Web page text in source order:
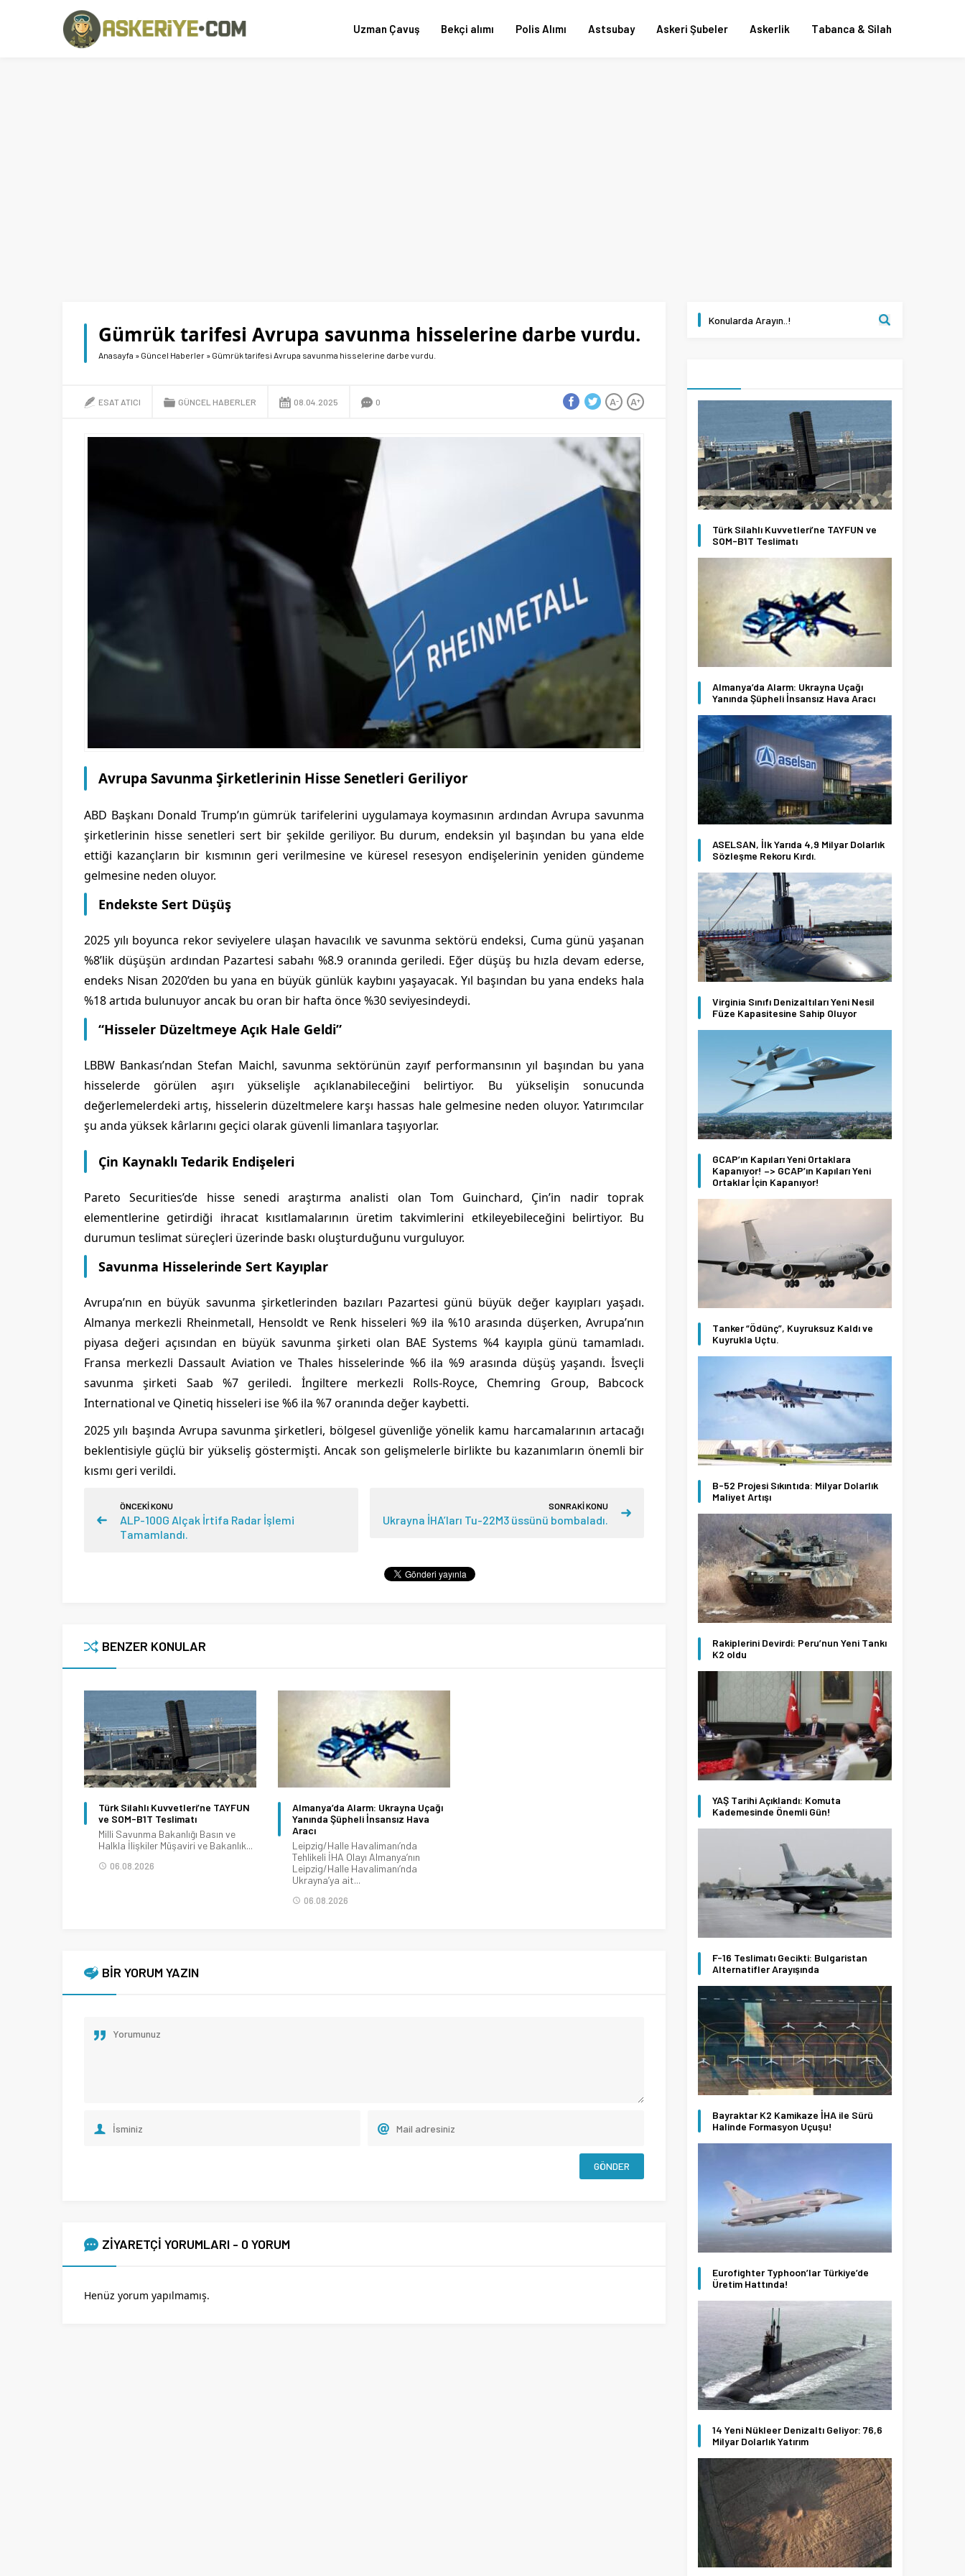
Uzman Çavuş Bekçi alımı Polis Alımı Astsubay Askeri Şubeler Askerlik Tabanca & Silah
Gümrük tarifesi Avrupa savunma hisselerine darbe vurdu.
Anasayfa » Güncel Haberler » Gümrük tarifesi Avrupa savunma hisselerine darbe vurdu.
ESAT ATICI GÜNCEL HABERLER 08.04.2025 0 A+
A-
Avrupa Savunma Şirketlerinin Hisse Senetleri Geriliyor
ABD Başkanı Donald Trump’ın gümrük tarifelerini uygulamaya koymasının ardından Avrupa savunma
şirketlerinin hisse senetleri sert bir şekilde geriliyor. Bu durum, endeksin yıl başından bu yana elde
ettiği kazançların bir kısmının geri verilmesine ve küresel resesyon endişelerinin yeniden gündeme
gelmesine neden oluyor.
Endekste Sert Düşüş
2025 yılı boyunca rekor seviyelere ulaşan havacılık ve savunma sektörü endeksi, Cuma günü yaşanan
%8’lik düşüşün ardından Pazartesi sabahı %8.9 oranında geriledi. Eğer düşüş bu hızla devam ederse,
endeks Nisan 2020’den bu yana en büyük günlük kaybını yaşayacak. Yıl başından bu yana endeks hala
%18 artıda bulunuyor ancak bu oran bir hafta önce %30 seviyesindeydi.
“Hisseler Düzeltmeye Açık Hale Geldi”
LBBW Bankası’ndan Stefan Maichl, savunma sektörünün zayıf performansının yıl başından bu yana
hisselerde görülen aşırı yükselişle açıklanabileceğini belirtiyor. Bu yükselişin sonucunda
değerlemelerdeki artış, hisselerin düzeltmelere karşı hassas hale gelmesine neden oluyor. Yatırımcılar
şu anda yüksek kârlarını geçici olarak güvenli limanlara taşıyorlar.
Çin Kaynaklı Tedarik Endişeleri
Pareto Securities’de hisse senedi araştırma analisti olan Tom Guinchard, Çin’in nadir toprak
elementlerine getirdiği ihracat kısıtlamalarının üretim takvimlerini etkileyebileceğini belirtiyor. Bu
durumun teslimat süreçleri üzerinde baskı oluşturduğunu vurguluyor.
Savunma Hisselerinde Sert Kayıplar
Avrupa’nın en büyük savunma şirketlerinden bazıları Pazartesi günü büyük değer kayıpları yaşadı.
Almanya merkezli Rheinmetall, Hensoldt ve Renk hisseleri %9 ila %10 arasında düşerken, Avrupa’nın
piyasa değeri açısından en büyük savunma şirketi olan BAE Systems %4 kayıpla günü tamamladı.
Fransa merkezli Dassault Aviation ve Thales hisselerinde %6 ila %9 arasında düşüş yaşandı. İsveçli
savunma şirketi Saab %7 geriledi. İngiltere merkezli Rolls-Royce, Chemring Group, Babcock
International ve Qinetiq hisseleri ise %6 ila %7 oranında değer kaybetti.
2025 yılı başında Avrupa savunma şirketleri, bölgesel güvenliğe yönelik kamu harcamalarının artacağı
beklentisiyle güçlü bir yükseliş göstermişti. Ancak son gelişmelerle birlikte bu kazanımların önemli bir
kısmı geri verildi.
ÖNCEKİ KONU
ALP-100G Alçak İrtifa Radar İşlemi
Tamamlandı.
SONRAKİ KONU
Ukrayna İHA’ları Tu-22M3 üssünü bombaladı.
BENZER KONULAR
Türk Silahlı Kuvvetleri’ne TAYFUN
ve SOM-B1T Teslimatı
Milli Savunma Bakanlığı Basın ve
Halkla İlişkiler Müşaviri ve Bakanlık...
06.08.2026
Almanya’da Alarm: Ukrayna Uçağı
Yanında Şüpheli İnsansız Hava
Aracı
Leipzig/Halle Havalimanı’nda
Tehlikeli İHA Olayı Almanya’nın
Leipzig/Halle Havalimanı’nda
Ukrayna’ya ait...
06.08.2026
BİR YORUM YAZIN
ZİYARETÇİ YORUMLARI - 0 YORUM
Henüz yorum yapılmamış.
Türk Silahlı Kuvvetleri’ne TAYFUN ve
SOM-B1T Teslimatı
Almanya’da Alarm: Ukrayna Uçağı
Yanında Şüpheli İnsansız Hava Aracı
ASELSAN, İlk Yarıda 4,9 Milyar Dolarlık
Sözleşme Rekoru Kırdı.
Virginia Sınıfı Denizaltıları Yeni Nesil
Füze Kapasitesine Sahip Oluyor
GCAP’ın Kapıları Yeni Ortaklara
Kapanıyor! –> GCAP’ın Kapıları Yeni
Ortaklar İçin Kapanıyor!
Tanker “Ödünç”, Kuyruksuz Kaldı ve
Kuyrukla Uçtu.
B-52 Projesi Sıkıntıda: Milyar Dolarlık
Maliyet Artışı
Rakiplerini Devirdi: Peru’nun Yeni Tankı
K2 oldu
YAŞ Tarihi Açıklandı: Komuta
Kademesinde Önemli Gün!
F-16 Teslimatı Gecikti: Bulgaristan
Alternatifler Arayışında
Bayraktar K2 Kamikaze İHA ile Sürü
Halinde Formasyon Uçuşu!
Eurofighter Typhoon’lar Türkiye’de
Üretim Hattında!
14 Yeni Nükleer Denizaltı Geliyor: 76,6
Milyar Dolarlık Yatırım